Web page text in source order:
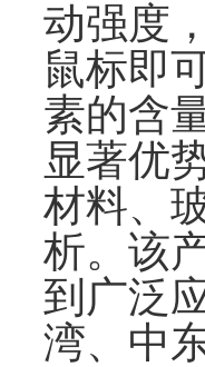
动强度
鼠标即
素的含
显著优
材料、
析。该
到广泛
湾、中